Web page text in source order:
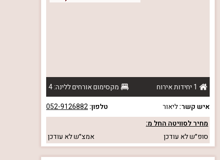
1 יחידות אירוח
מקסימום אורחים ללינה: 4
איש קשר:ליאור טלפון:052-9126882
מחיר לסוויטה החל מ:
סופ״שלא עודכן אמצ״שלא עודכן